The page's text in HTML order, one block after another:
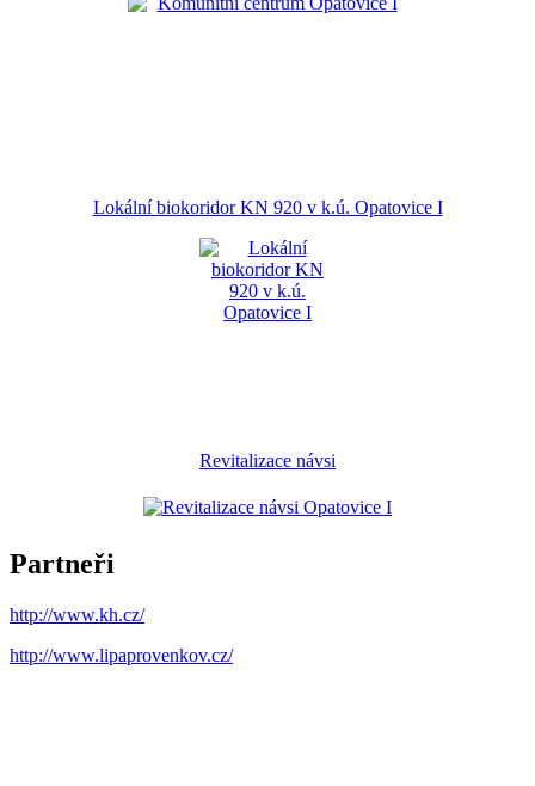
Lokální biokoridor KN 920 v k.ú. Opatovice I
Revitalizace návsi
Partneři
http://www.kh.cz/
http://www.lipaprovenkov.cz/